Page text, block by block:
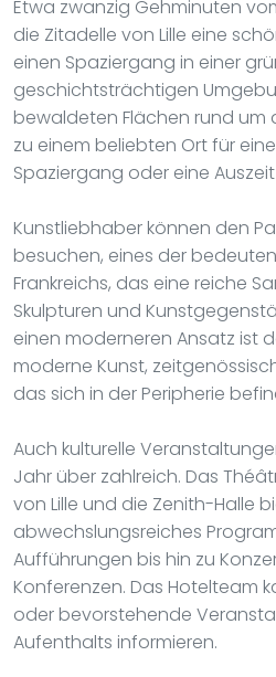
Etwa zwanzig Gehminuten
die Zitadelle von Lille eine
einen Spaziergang in einer
geschichtsträchtigen
bewaldeten Flächen rund um
zu einem beliebten Ort für
Spaziergang oder eine Auszeit
Kunstliebhaber können den
besuchen, eines der
Frankreichs, das eine reiche
Skulpturen und
einen moderneren Ansatz ist
moderne Kunst,
das sich in der Peripherie
Auch kulturelle
Jahr über zahlreich. Das
von Lille und die Zenith-Halle
abwechslungsreiches
Aufführungen bis hin zu
Konferenzen. Das Hotelteam
oder bevorstehende
Aufenthalts informieren.